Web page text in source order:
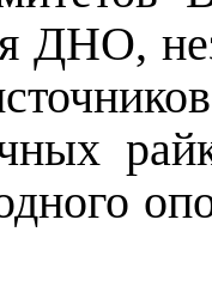
ДНО,